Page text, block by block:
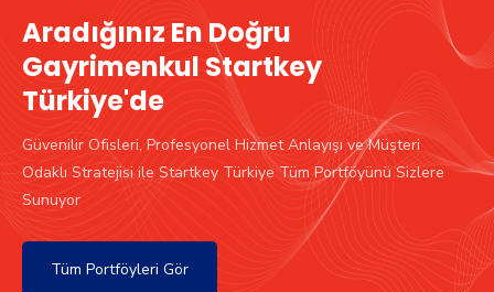
Aradığınız En Doğru
Gayrimenkul Startkey
Türkiye'de
Güvenilir Ofisleri, Profesyonel Hizmet Anlayışı ve Müşteri
Odaklı Stratejisi ile Startkey Türkiye Tüm Portföyünü Sizlere
Sunuyor
Tüm Portföyleri Gör